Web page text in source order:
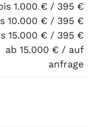
1.000 € / 395 €
10.000 € / 395 €
15.000 € / 395 €
ab 15.000 € / auf
anfrage